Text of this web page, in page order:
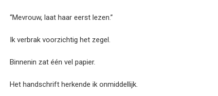
“Mevrouw, laat haar eerst lezen.”
Ik verbrak voorzichtig het zegel.
Binnenin zat één vel papier.
Het handschrift herkende ik onmiddellijk.